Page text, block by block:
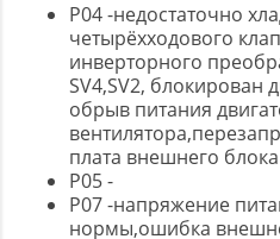
P04 -недостаточно
четырёхходового
инверторного
SV4,SV2, блокирован
обрыв питания
плата внешнего блока
P05 -
P07 -напряжение
нормы,ошибка